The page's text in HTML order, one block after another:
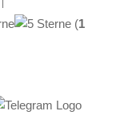
(1